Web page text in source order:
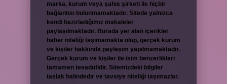
marka, kurum veya şahıs şirketi ile hiçbir
bağlantısı bulunmamaktadır. Sitede yalnızca
kendi hazırladığımız makaleler
paylaşılmaktadır. Burada yer alan içerikler
haber niteliği taşımamakta olup, gerçek kurum
ve kişiler hakkında paylaşım yapılmamaktadır.
Gerçek kurum ve kişiler ile isim benzerlikleri
tamamen tesadüfidir. Sitemizdeki bilgiler
taslak halindedir ve tavsiye niteliği taşımazlar.